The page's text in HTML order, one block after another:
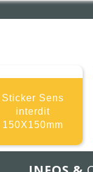
Sticker Sens
interdit
150X150mm